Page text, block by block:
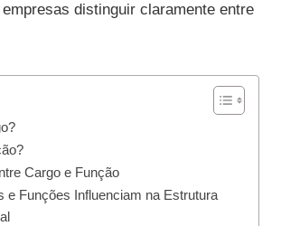
distinguir claramente entre
Cargo e Função
e Funções Influenciam na Estrutura